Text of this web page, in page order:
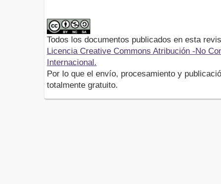
Todos los documentos publicados en esta
Licencia Creative Commons Atribución -No
Internacional.
Por lo que el envío, procesamiento y
totalmente gratuito.